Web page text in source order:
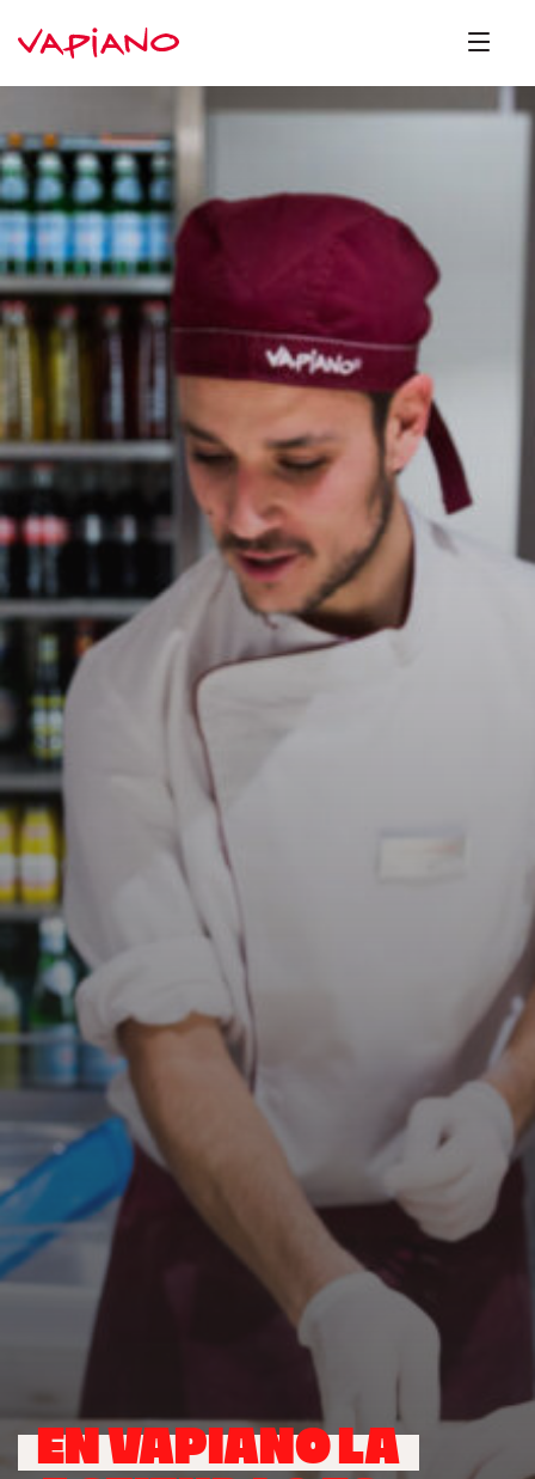
EN VAPIANO LA